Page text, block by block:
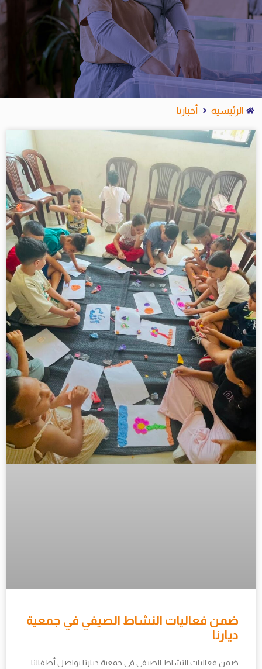
الرئيسية أخبارنا
ضمن فعاليات النشاط الصيفي في جمعية
ديارنا
ضمن فعاليات النشاط الصيفي في جمعية ديارنا يواصل أطفالنا